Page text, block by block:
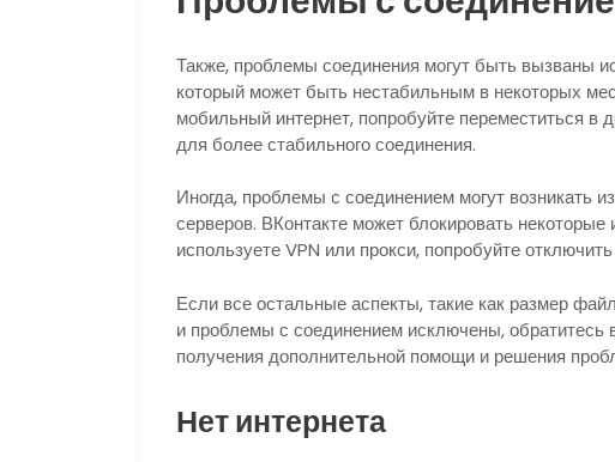
Также, проблемы соединения могут быть вызваны
который может быть нестабильным в некоторых
мобильный интернет, попробуйте переместиться в
для более стабильного соединения.
Иногда, проблемы с соединением могут возникать
серверов. ВКонтакте может блокировать
используете VPN или прокси, попробуйте
Если все остальные аспекты, такие как размер
и проблемы с соединением исключены,
получения дополнительной помощи и решения
Нет интернета